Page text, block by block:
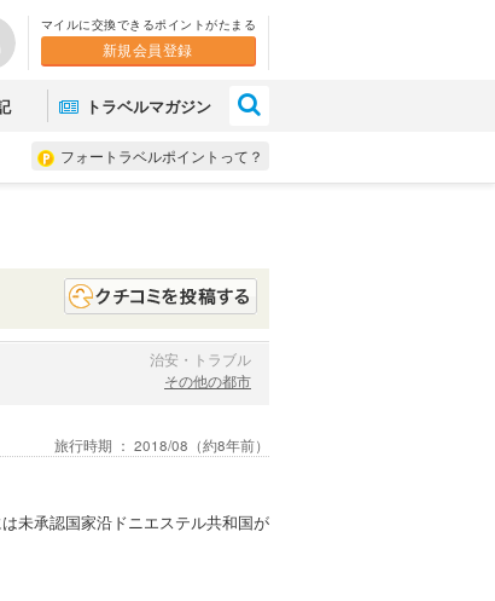
マイルに交換できるポイントがたまる
新規会員登録
トラベルマガジン
フォートラベルポイントって？
治安・トラブル
その他の都市
旅行時期 ： 2018/08 （約8年前）
未承認国家沿ドニエステル共和国が